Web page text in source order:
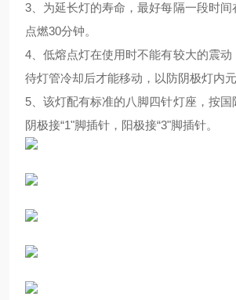
3、为延长灯的寿命，最好每隔一段时
点燃30分钟。
4、低熔点灯在使用时不能有较大的震动
待灯管冷却后才能移动，以防阴极灯内元
5、该灯配有标准的八脚四针灯座，按国
阴极接“1"脚插针，阳极接“3"脚插针。